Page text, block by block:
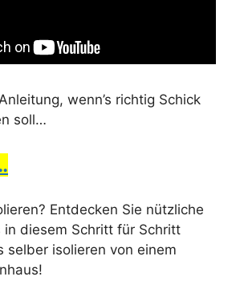
wenn’s richtig Schick
soll…
Entdecken Sie nützliche
in diesem Schritt für Schritt
selber isolieren von einem